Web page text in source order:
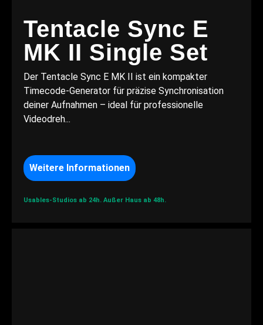
Tentacle Sync E
MK II Single Set
Der Tentacle Sync E MK II ist ein kompakter
Timecode-Generator für präzise Synchronisation
deiner Aufnahmen – ideal für professionelle
Videodreh...
Weitere Informationen
Usables-Studios ab 24h. Außer Haus ab 48h.